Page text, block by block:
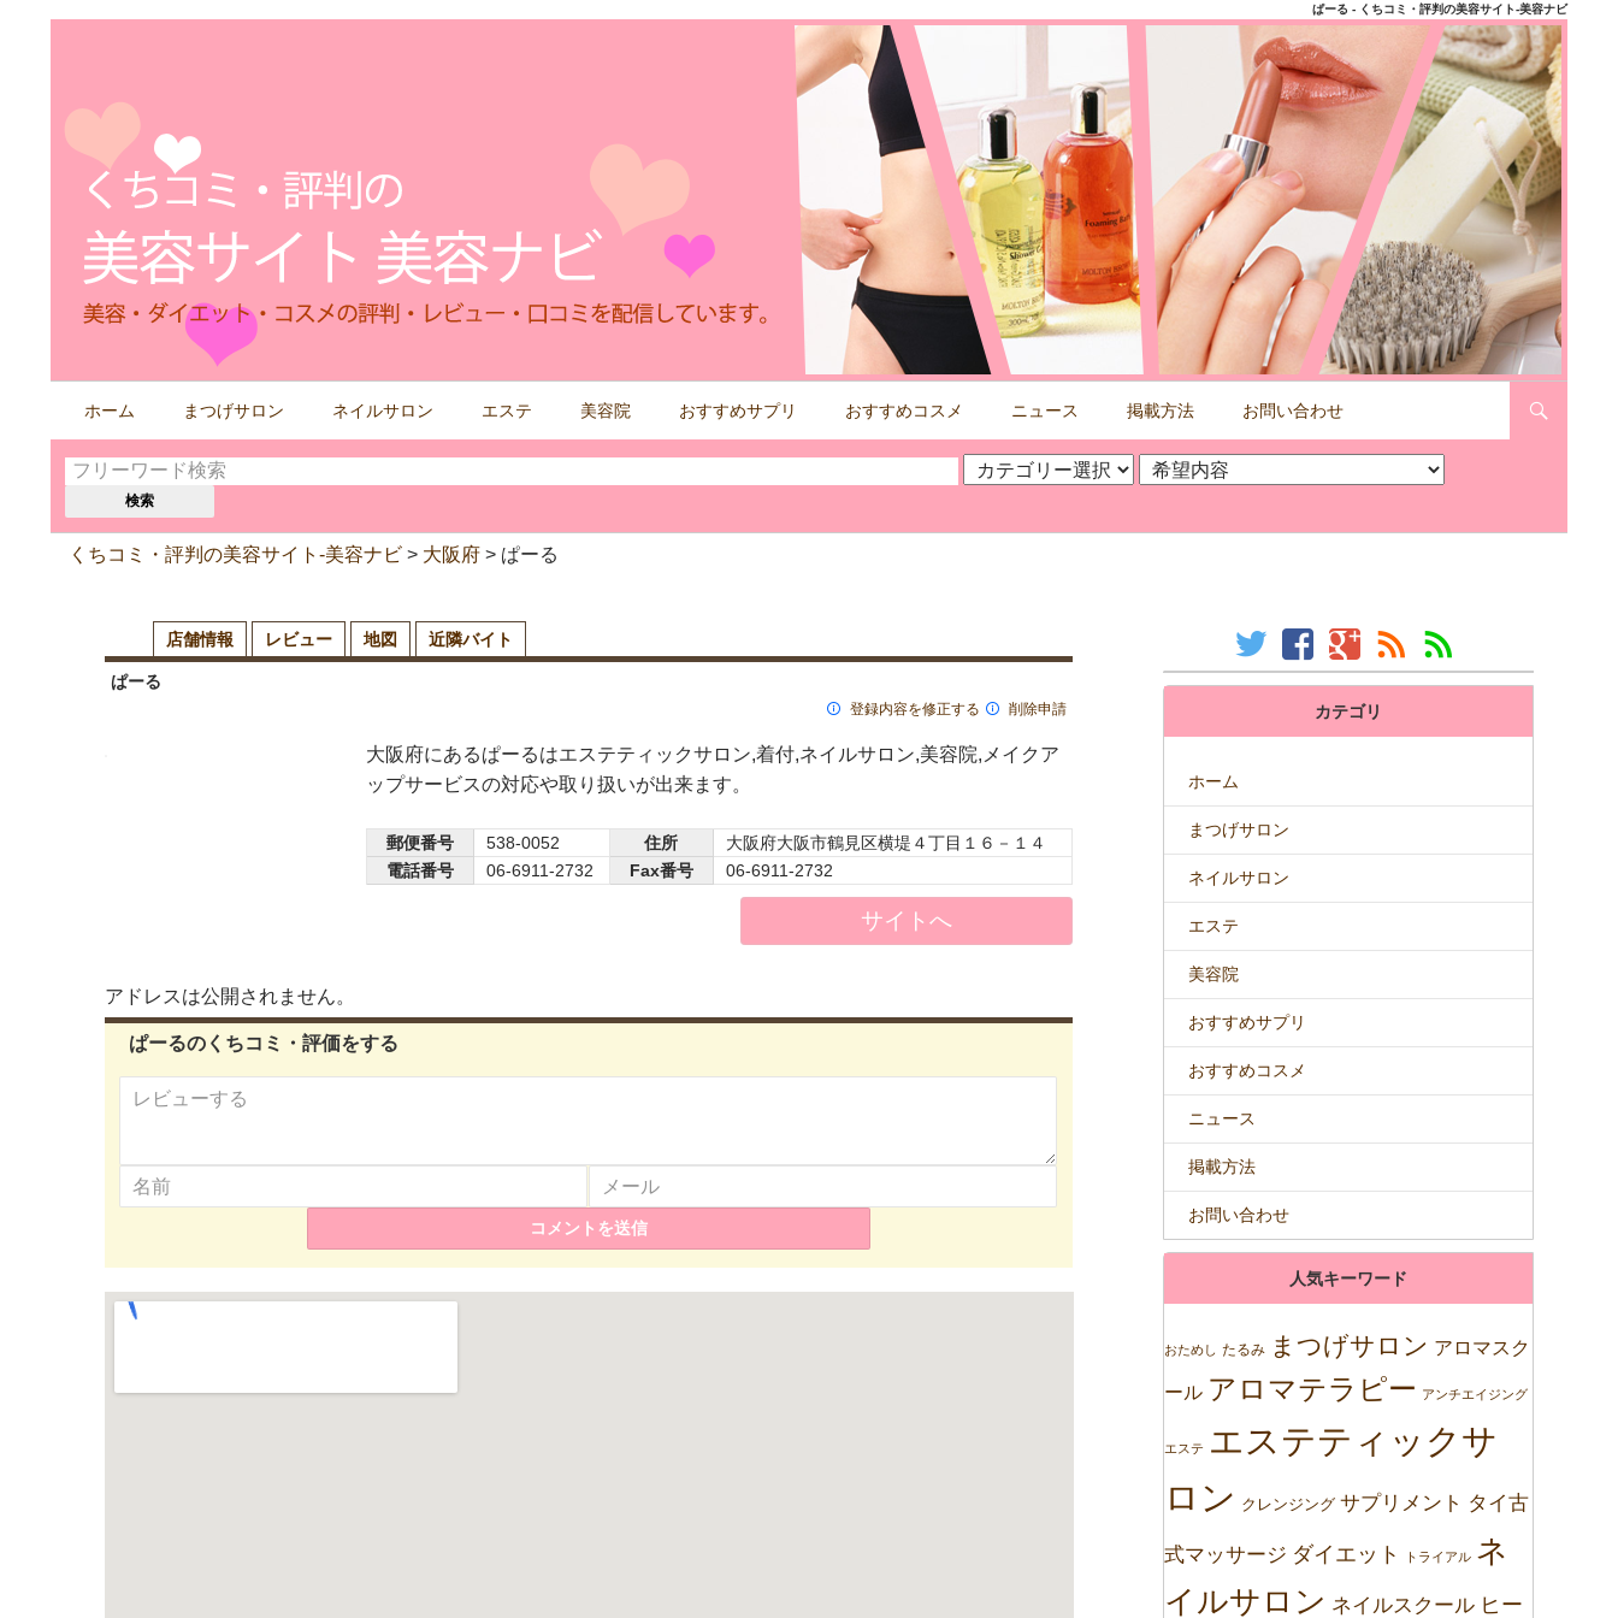
ぱーる - くちコミ・評判の美容サイト-美容ナビ
す
る
ホーム まつげサロン ネイルサロン エステ 美容院 おすすめサプリ おすすめコスメ ニュース 掲載方法 お問い合わせ
くちコミ・評判の美容サイト-美容ナビ > 大阪府 > ぱーる
店舗情報 レビュー 地図 近隣バイト
ぱーる
登録内容を修正する 削除申請
大阪府にあるぱーるはエステティックサロン,着付,ネイルサロン,美容院,メイクア
ップサービスの対応や取り扱いが出来ます。
郵便番号 538-0052 住所
大阪府大阪市鶴見区横堤４丁目１６－１４
電話番号
06-6911-2732 Fax番号 06-6911-2732
サイトへ
アドレスは公開されません。
ぱーるのくちコミ・評価をする
カテゴリ
ホーム
まつげサロン
ネイルサロン
エステ
美容院
おすすめサプリ
おすすめコスメ
ニュース
掲載方法
お問い合わせ
人気キーワード
おためし たるみ まつげサロン アロマスク
ール アロマテラピー アンチエイジング
エステ エステティックサ
ロン クレンジング サプリメント タイ古
式マッサージ ダイエット トライアル ネ
イルサロン ネイルスクール ヒー